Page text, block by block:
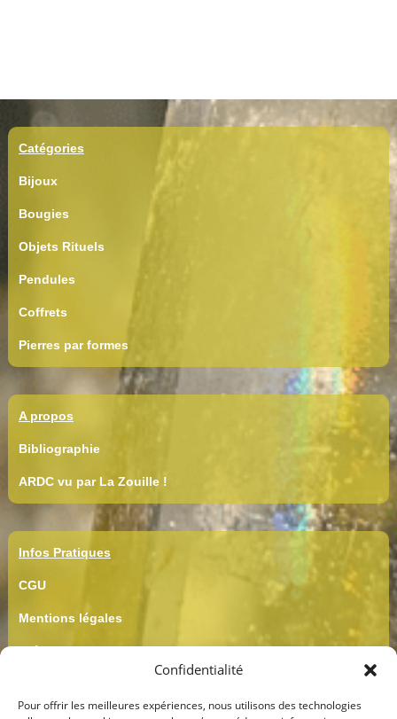
Confidentialité
Pour offrir les meilleures expériences, nous utilisons des technologies
Catégories
Bijoux
Bougies
Objets Rituels
Pendules
Coffrets
Pierres par formes
A propos
Bibliographie
ARDC vu par La Zouille !
Infos Pratiques
CGU
Mentions légales
Crédits